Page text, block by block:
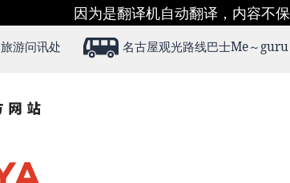
因为是翻译机自动翻译，内容不
旅游问讯处 名古屋观光路线巴士Me～guru